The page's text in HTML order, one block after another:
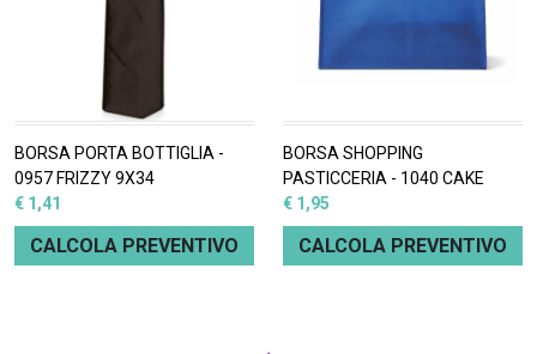
BORSA PORTA BOTTIGLIA -
0957 FRIZZY 9X34
€ 1,41
CALCOLA PREVENTIVO
BORSA SHOPPING
PASTICCERIA - 1040 CAKE
€ 1,95
CALCOLA PREVENTIVO